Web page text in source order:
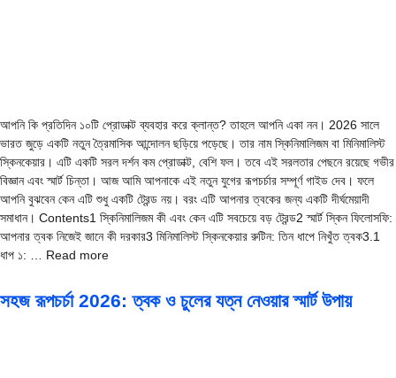
আপনি কি প্রতিদিন ১০টি প্রোডাক্ট ব্যবহার করে ক্লান্ত? তাহলে আপনি একা নন। 2026 সালে
ভারত জুড়ে একটি নতুন ত্রৈমাসিক আন্দোলন ছড়িয়ে পড়েছে। তার নাম স্কিনিমালিজম বা মিনিমালিস্ট
স্কিনকেয়ার। এটি একটি সরল দর্শন কম প্রোডাক্ট, বেশি ফল। তবে এই সরলতার পেছনে রয়েছে গভীর
বিজ্ঞান এবং স্মার্ট চিন্তা। আজ আমি আপনাকে এই নতুন যুগের রূপচর্চার সম্পূর্ণ গাইড দেব। ফলে
আপনি বুঝবেন কেন এটি শুধু একটি ট্রেন্ড নয়। বরং এটি আপনার ত্বকের জন্য একটি দীর্ঘমেয়াদী
সমাধান।​ Contents1 স্কিনিমালিজম কী এবং কেন এটি সবচেয়ে বড় ট্রেন্ড2 স্মার্ট স্কিন ফিলোসফি:
আপনার ত্বক নিজেই জানে কী দরকার3 মিনিমালিস্ট স্কিনকেয়ার রুটিন: তিন ধাপে নিখুঁত ত্বক3.1
ধাপ ১: … Read more
সহজ রূপচর্চা 2026: ত্বক ও চুলের যত্ন নেওয়ার স্মার্ট উপায়